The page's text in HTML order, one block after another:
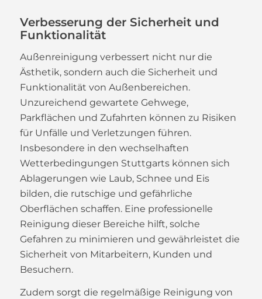
Verbesserung der Sicherheit und
Funktionalität
Außenreinigung verbessert nicht nur die
Ästhetik, sondern auch die Sicherheit und
Funktionalität von Außenbereichen.
Unzureichend gewartete Gehwege,
Parkflächen und Zufahrten können zu Risiken
für Unfälle und Verletzungen führen.
Insbesondere in den wechselhaften
Wetterbedingungen Stuttgarts können sich
Ablagerungen wie Laub, Schnee und Eis
bilden, die rutschige und gefährliche
Oberflächen schaffen. Eine professionelle
Reinigung dieser Bereiche hilft, solche
Gefahren zu minimieren und gewährleistet die
Sicherheit von Mitarbeitern, Kunden und
Besuchern.
Zudem sorgt die regelmäßige Reinigung von